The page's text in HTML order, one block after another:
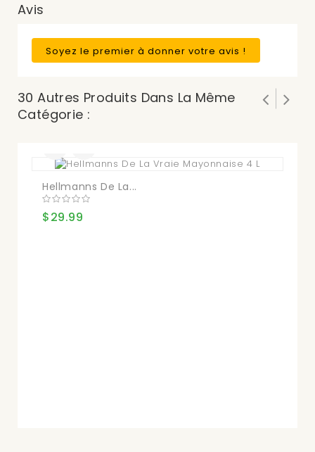
Avis
Soyez le premier à donner votre avis !
30 Autres Produits Dans La Même
Catégorie :
Hellmanns De La...
$29.99